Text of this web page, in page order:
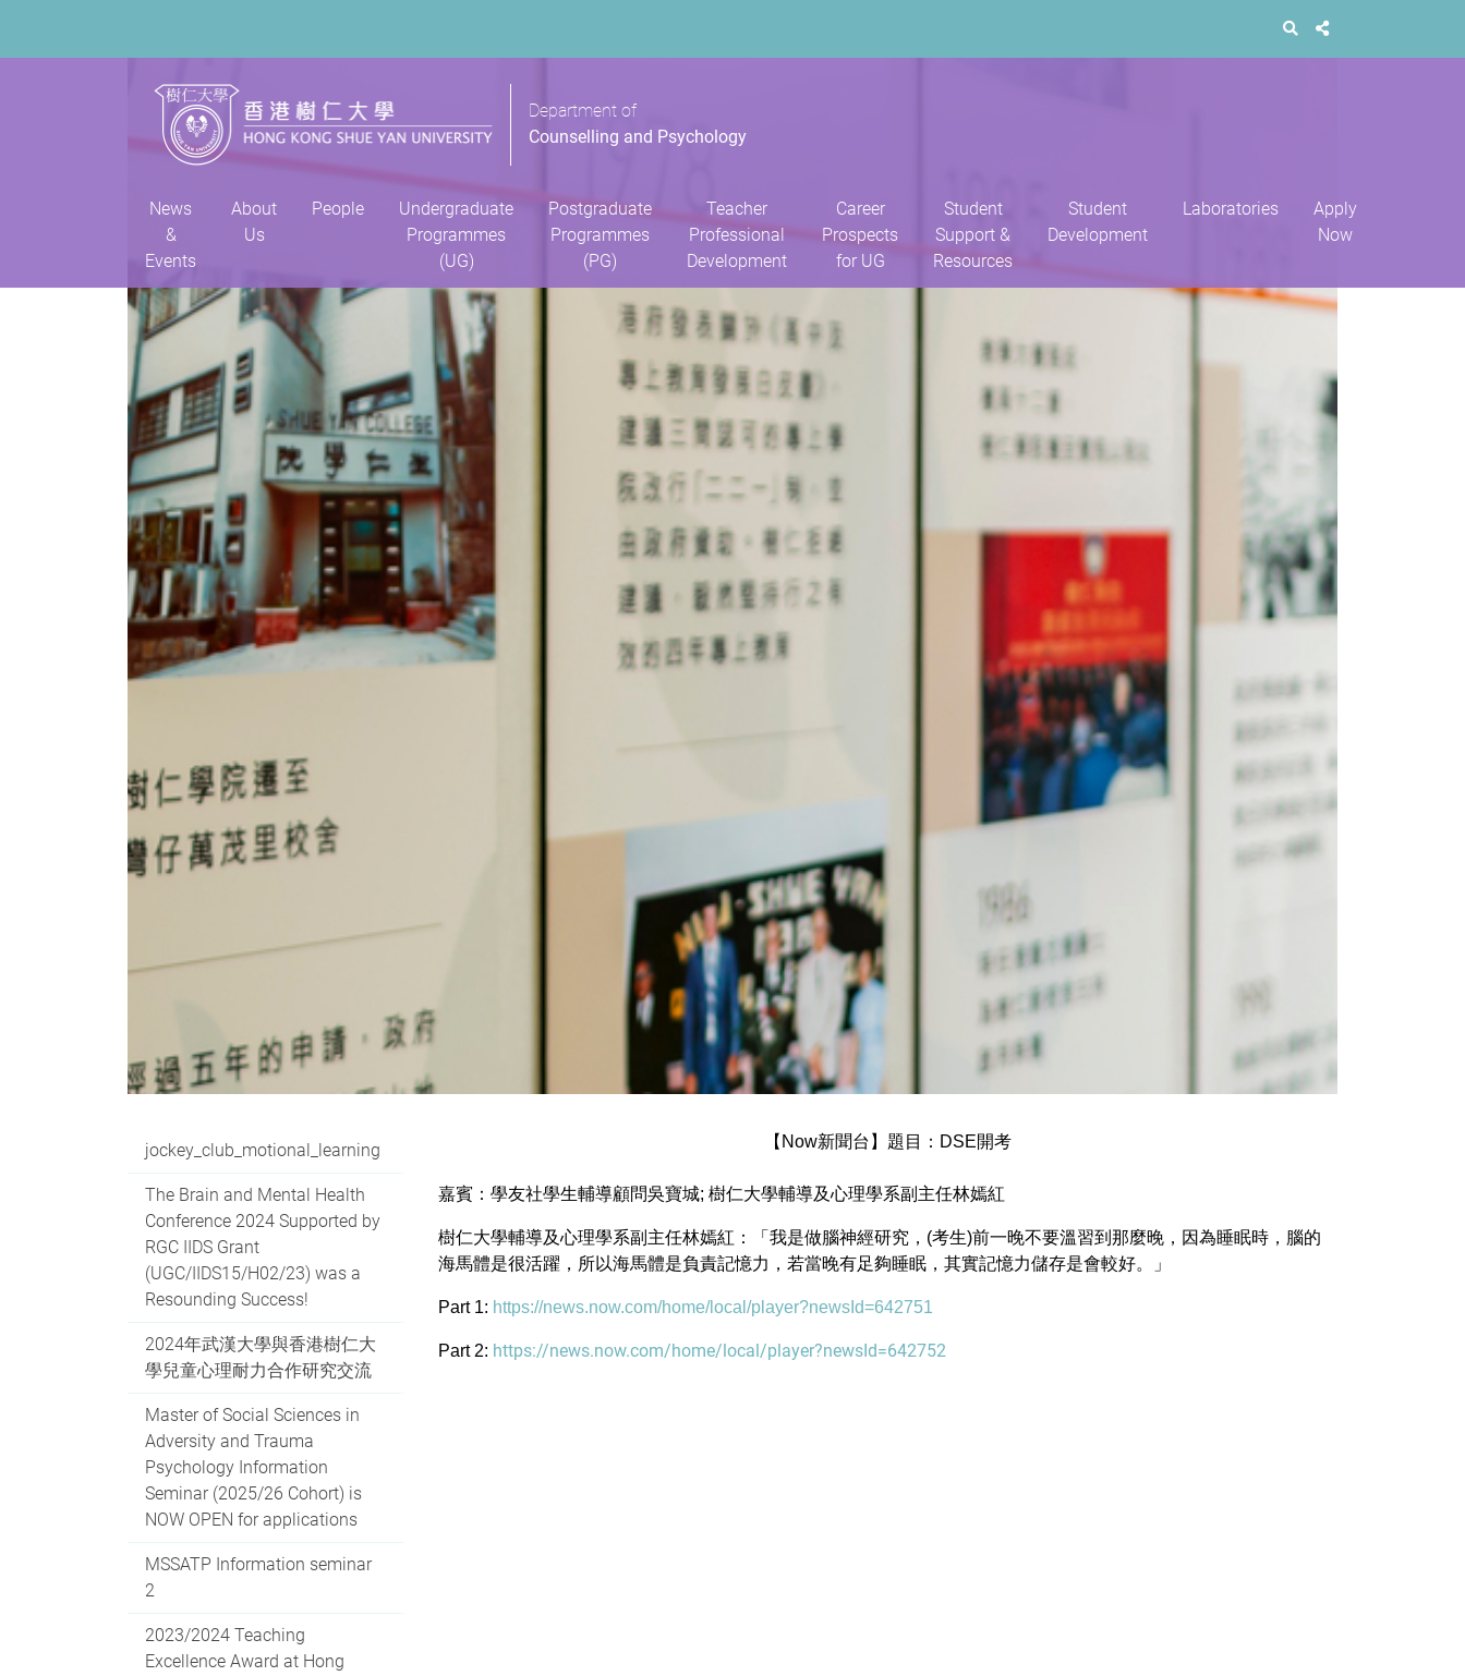
Department of
Counselling and Psychology
News
&
Events
About
Us
People
Undergraduate
Programmes
(UG)
Postgraduate
Programmes
(PG)
Teacher
Professional
Development
Career
Prospects
for UG
Student
Support &
Resources
Student
Development
Laboratories
Apply
Now
jockey_club_motional_learning
The Brain and Mental Health
Conference 2024 Supported by
RGC IIDS Grant
(UGC/IIDS15/H02/23) was a
Resounding Success!
2024年武漢大學與香港樹仁大
學兒童心理耐力合作研究交流
Master of Social Sciences in
Adversity and Trauma
Psychology Information
Seminar (2025/26 Cohort) is
NOW OPEN for applications
MSSATP Information seminar
2
2023/2024 Teaching
Excellence Award at Hong
【Now新聞台】題目：DSE開考
嘉賓：學友社學生輔導顧問吳寶城; 樹仁大學輔導及心理學系副主任林嫣紅
樹仁大學輔導及心理學系副主任林嫣紅：「我是做腦神經研究，(考生)前一晚不要溫習到那麼晚，因為睡眠時，腦的
海馬體是很活躍，所以海馬體是負責記憶力，若當晚有足夠睡眠，其實記憶力儲存是會較好。」
Part 1: https://news.now.com/home/local/player?newsId=642751
Part 2: https://news.now.com/home/local/player?newsId=642752